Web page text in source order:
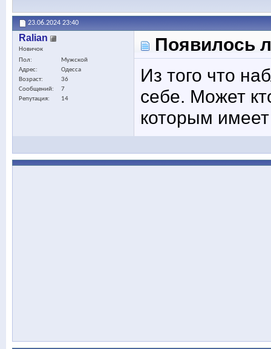
23.06.2024 23:40
Ralian
Новичок
Пол
Мужской
Адрес
Одесса
Возраст
36
Сообщений
7
Репутация
14
Появилось
Из того что
себе. Может
которым